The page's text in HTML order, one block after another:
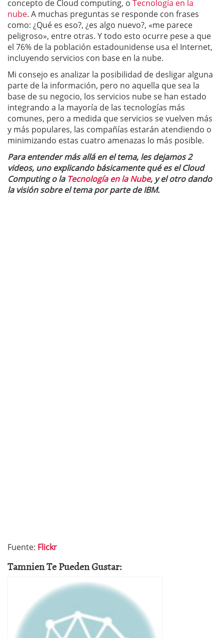
concepto de Cloud computing, o Tecnología en la
nube. A muchas preguntas se responde con frases
como: ¿Qué es eso?, ¿es algo nuevo?, «me parece
peligroso», entre otras. Y todo esto ocurre pese a que
el 76% de la población estadounidense usa el Internet,
incluyendo servicios con base en la nube.
Mi consejo es analizar la posibilidad de desligar alguna
parte de la información, pero no aquella que sea la
base de su negocio, los servicios nube se han estado
integrando a la mayoría de las tecnologías más
comunes, pero a medida que servicios se vuelven más
y más populares, las compañías estarán atendiendo o
minimizando estas cuatro amenazas lo más posible.
Para entender más allá en el tema, les dejamos 2
videos, uno explicando básicamente qué es el Cloud
Computing o la Tecnología en la Nube, y el otro dando
la visión sobre el tema por parte de IBM.
Fuente: Flickr
Tamnien Te Pueden Gustar: